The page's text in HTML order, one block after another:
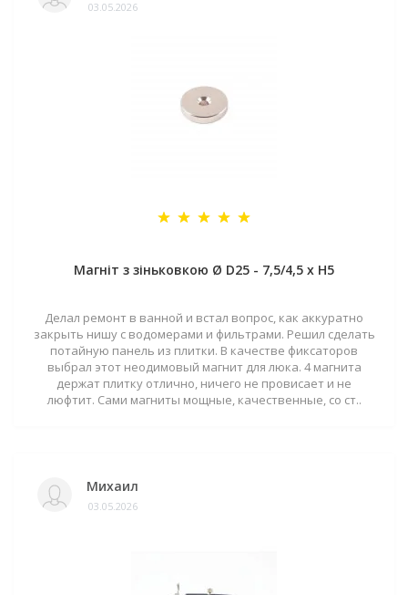
03.05.2026
Магніт з зіньковкою Ø D25 - 7,5/4,5 х H5
Делал ремонт в ванной и встал вопрос, как аккуратно
закрыть нишу с водомерами и фильтрами. Решил сделать
потайную панель из плитки. В качестве фиксаторов
выбрал этот неодимовый магнит для люка. 4 магнита
держат плитку отлично, ничего не провисает и не
люфтит. Сами магниты мощные, качественные, со ст..
Михаил
03.05.2026